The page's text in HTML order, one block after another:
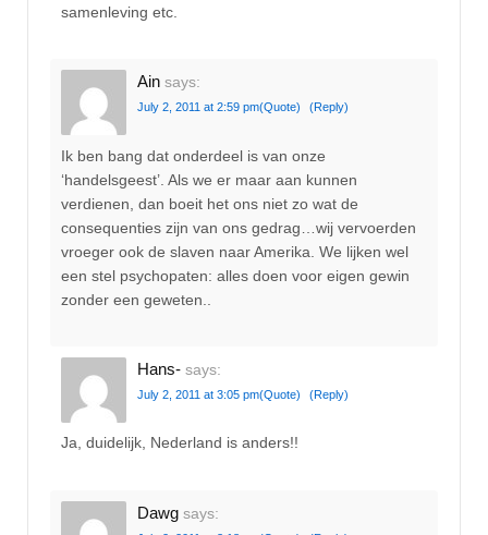
samenleving etc.
Ain says:
July 2, 2011 at 2:59 pm(Quote) (Reply)
Ik ben bang dat onderdeel is van onze
‘handelsgeest’. Als we er maar aan kunnen
verdienen, dan boeit het ons niet zo wat de
consequenties zijn van ons gedrag…wij vervoerden
vroeger ook de slaven naar Amerika. We lijken wel
een stel psychopaten: alles doen voor eigen gewin
zonder een geweten..
Hans- says:
July 2, 2011 at 3:05 pm(Quote) (Reply)
Ja, duidelijk, Nederland is anders!!
Dawg says: